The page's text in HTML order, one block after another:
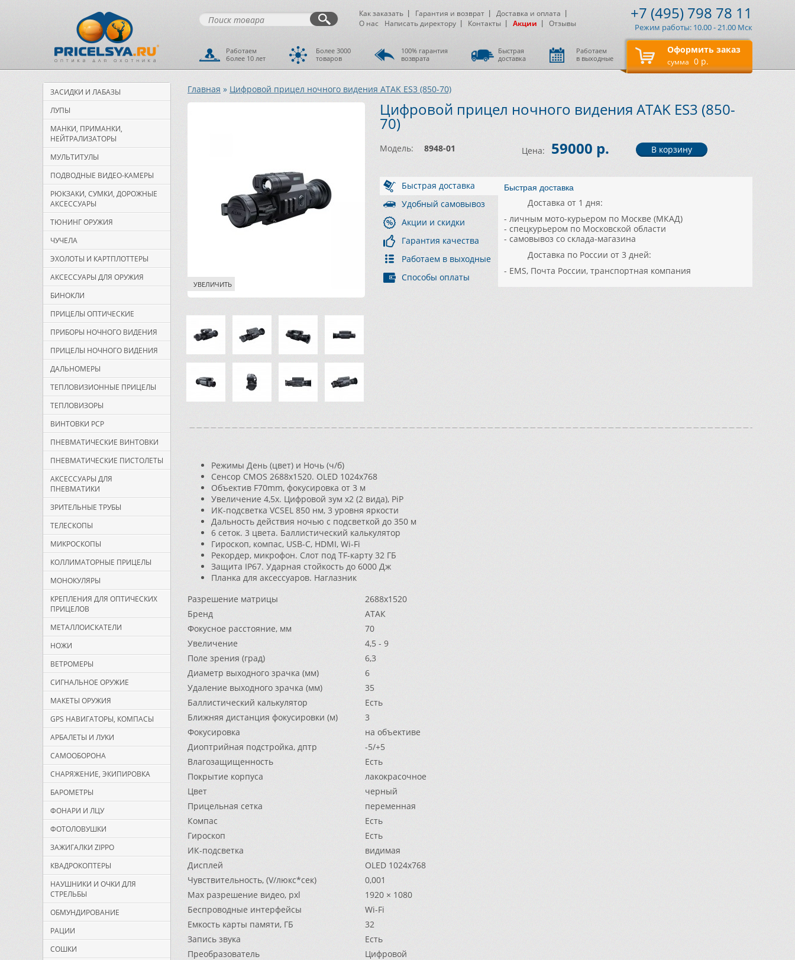
Оформить заказ
сумма 0 р.
Как заказать Гарантия и возврат
Доставка и оплата
О нас
Написать директору Контакты Акции Отзывы
+7 (495) 798 78 11
Режим работы: 10.00 - 21.00 Мск
Работаем
более 10 лет
Более 3000
товаров
100% гарантия
возврата
Быстрая
доставка
Работаем
в выходные
ЗАСИДКИ И ЛАБАЗЫ
ЛУПЫ
МАНКИ, ПРИМАНКИ,
НЕЙТРАЛИЗАТОРЫ
МУЛЬТИТУЛЫ
ПОДВОДНЫЕ ВИДЕО-КАМЕРЫ
РЮКЗАКИ, СУМКИ, ДОРОЖНЫЕ
АКСЕССУАРЫ
ТЮНИНГ ОРУЖИЯ
ЧУЧЕЛА
ЭХОЛОТЫ И КАРТПЛОТТЕРЫ
АКСЕССУАРЫ ДЛЯ ОРУЖИЯ
БИНОКЛИ
ПРИЦЕЛЫ ОПТИЧЕСКИЕ
ПРИБОРЫ НОЧНОГО ВИДЕНИЯ
ПРИЦЕЛЫ НОЧНОГО ВИДЕНИЯ
ДАЛЬНОМЕРЫ
ТЕПЛОВИЗИОННЫЕ ПРИЦЕЛЫ
ТЕПЛОВИЗОРЫ
ВИНТОВКИ PCP
ПНЕВМАТИЧЕСКИЕ ВИНТОВКИ
ПНЕВМАТИЧЕСКИЕ ПИСТОЛЕТЫ
АКСЕССУАРЫ ДЛЯ
ПНЕВМАТИКИ
ЗРИТЕЛЬНЫЕ ТРУБЫ
ТЕЛЕСКОПЫ
МИКРОСКОПЫ
КОЛЛИМАТОРНЫЕ ПРИЦЕЛЫ
МОНОКУЛЯРЫ
КРЕПЛЕНИЯ ДЛЯ ОПТИЧЕСКИХ
ПРИЦЕЛОВ
МЕТАЛЛОИСКАТЕЛИ
НОЖИ
ВЕТРОМЕРЫ
СИГНАЛЬНОЕ ОРУЖИЕ
МАКЕТЫ ОРУЖИЯ
GPS НАВИГАТОРЫ, КОМПАСЫ
АРБАЛЕТЫ И ЛУКИ
САМООБОРОНА
СНАРЯЖЕНИЕ, ЭКИПИРОВКА
БАРОМЕТРЫ
ФОНАРИ И ЛЦУ
ФОТОЛОВУШКИ
ЗАЖИГАЛКИ ZIPPO
КВАДРОКОПТЕРЫ
НАУШНИКИ И ОЧКИ ДЛЯ
СТРЕЛЬБЫ
ОБМУНДИРОВАНИЕ
РАЦИИ
СОШКИ
Главная » Цифровой прицел ночного видения ATAK ES3 (850-70)
УВЕЛИЧИТЬ
Цифровой прицел ночного видения ATAK ES3 (850-
70)
Модель: 8948-01 Цена: 59000 р.
Быстрая доставка
Удобный самовывоз
Акции и скидки
Гарантия качества
Работаем в выходные
Способы оплаты
Быстрая доставка
Доставка от 1 дня:
- личным мото-курьером по Москве (МКАД)
- спецкурьером по Московской области
- самовывоз со склада-магазина
Доставка по России от 3 дней:
- EMS, Почта России, транспортная компания
Режимы День (цвет) и Ночь (ч/б)
Сенсор CMOS 2688x1520. OLED 1024x768
Объектив F70mm, фокусировка от 3 м
Увеличение 4,5x. Цифровой зум x2 (2 вида), PiP
ИК-подсветка VCSEL 850 нм, 3 уровня яркости
Дальность действия ночью с подсветкой до 350 м
6 сеток. 3 цвета. Баллистический калькулятор
Гироскоп, компас, USB-C, HDMI, Wi-Fi
Рекордер, микрофон. Слот под TF-карту 32 ГБ
Защита IP67. Ударная стойкость до 6000 Дж
Планка для аксессуаров. Наглазник
Разрешение матрицы
2688x1520
Бренд
АТАК
Фокусное расстояние, мм
70
Увеличение
4,5 - 9
Поле зрения (град)
6,3
Диаметр выходного зрачка (мм)
6
Удаление выходного зрачка (мм)
35
Баллистический калькулятор
Есть
Ближняя дистанция фокусировки (м)
3
Фокусировка
на объективе
Диоптрийная подстройка, дптр
-5/+5
Влагозащищенность
Есть
Покрытие корпуса
лакокрасочное
Цвет
черный
Прицельная сетка
переменная
Компас
Есть
Гироскоп
Есть
ИК-подсветка
видимая
Дисплей
OLED 1024х768
Чувствительность, (V/люкс*сек)
0,001
Max разрешение видео, pxl
1920 × 1080
Беспроводные интерфейсы
Wi-Fi
Емкость карты памяти, ГБ
32
Запись звука
Есть
Преобразователь
Цифровой